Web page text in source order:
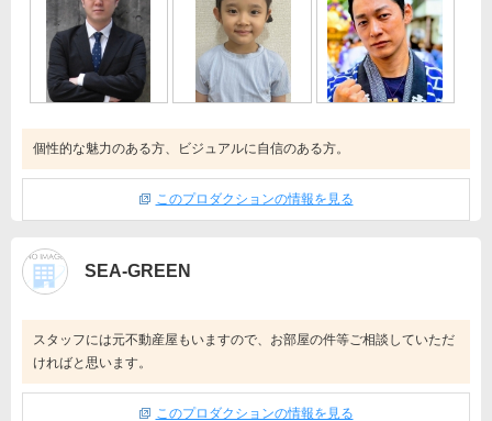
個性的な魅力のある方、ビジュアルに自信のある方。
このプロダクションの情報を見る
SEA-GREEN
スタッフには元不動産屋もいますので、お部屋の件等ご相談していただ
ければと思います。
このプロダクションの情報を見る